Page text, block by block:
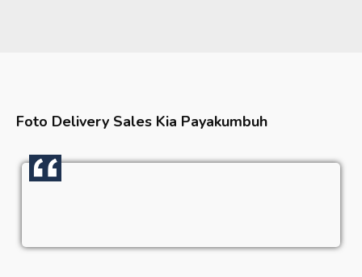
Foto Delivery Sales Kia Payakumbuh